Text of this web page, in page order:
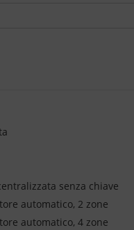
senza chiave
automatico, 2 zone
automatico, 4 zone